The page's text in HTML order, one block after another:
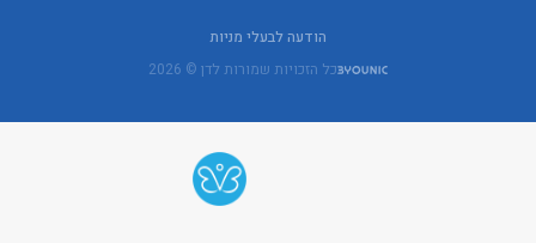
הודעה לבעלי מניות
כל הזכויות שמורות לדן © 2026